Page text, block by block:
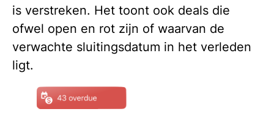
is verstreken. Het toont ook deals die
ofwel open en rot zijn of waarvan de
verwachte sluitingsdatum in het verleden
ligt.